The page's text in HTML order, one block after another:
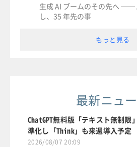
生成 AI ブームのその先へ ──
し、35 年先の事
もっと見る
最新ニュ
ChatGPT無料版「テキスト無制限
準化し「Think」も来週導入予定
2026/08/07 20:09